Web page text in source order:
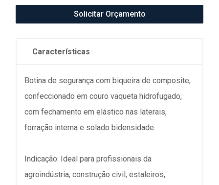
Solicitar Orçamento
Características
Botina de segurança com biqueira de composite,
confeccionado em couro vaqueta hidrofugado,
com fechamento em elástico nas laterais,
forração interna e solado bidensidade.
Indicação: Ideal para profissionais da
agroindústria, construção civil, estaleiros,